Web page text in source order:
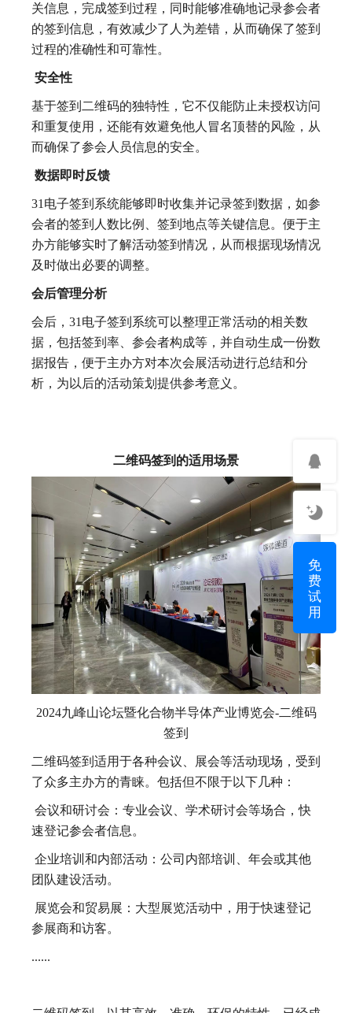
关信息，完成签到过程，同时能够准确地记录参会者
的签到信息，有效减少了人为差错，从而确保了签到
过程的准确性和可靠性。
安全性
基于签到二维码的独特性，它不仅能防止未授权访问
和重复使用，还能有效避免他人冒名顶替的风险，从
而确保了参会人员信息的安全。
数据即时反馈
31电子签到系统能够即时收集并记录签到数据，如参
会者的签到人数比例、签到地点等关键信息。便于主
办方能够实时了解活动签到情况，从而根据现场情况
及时做出必要的调整。
会后管理分析
会后，31电子签到系统可以整理正常活动的相关数
据，包括签到率、参会者构成等，并自动生成一份数
据报告，便于主办方对本次会展活动进行总结和分
析，为以后的活动策划提供参考意义。
二维码签到的适用场景
2024九峰山论坛暨化合物半导体产业博览会-二维码
签到
二维码签到适用于各种会议、展会等活动现场，受到
了众多主办方的青睐。包括但不限于以下几种：
会议和研讨会：专业会议、学术研讨会等场合，快
速登记参会者信息。
企业培训和内部活动：公司内部培训、年会或其他
团队建设活动。
展览会和贸易展：大型展览活动中，用于快速登记
参展商和访客。
......
免
费
试
用